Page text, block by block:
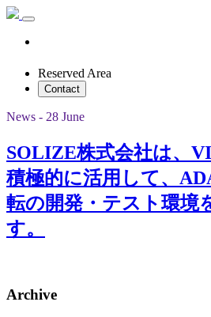
Reserved Area
Contact
News - 28 June
SOLIZE株式会社は、
積極的に活用して、
転の開発・テスト環境
す。
Archive